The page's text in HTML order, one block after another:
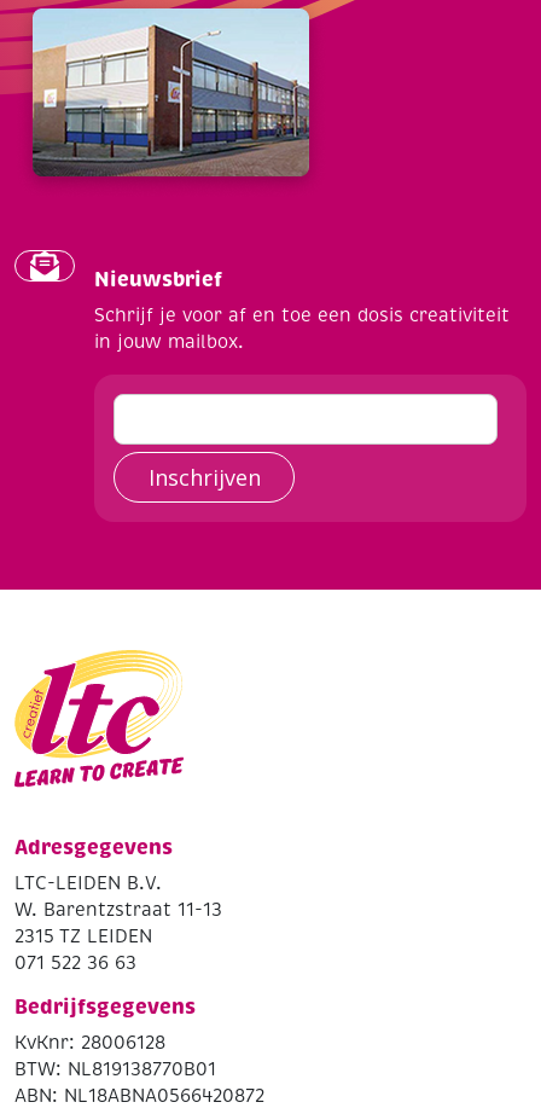
Nieuwsbrief
Schrijf je voor af en toe een dosis creativiteit
in jouw mailbox.
Inschrijven
Adresgegevens
LTC-LEIDEN B.V.
W. Barentzstraat 11-13
2315 TZ LEIDEN
071 522 36 63
Bedrijfsgegevens
KvKnr: 28006128
BTW: NL819138770B01
ABN: NL18ABNA0566420872